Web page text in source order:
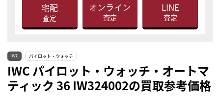
宅配
査定
オンライン
査定
LINE
査定
IWC パイロット・ウォッチ
IWC パイロット・ウォッチ・オートマ
ティック 36 IW324002の買取参考価格